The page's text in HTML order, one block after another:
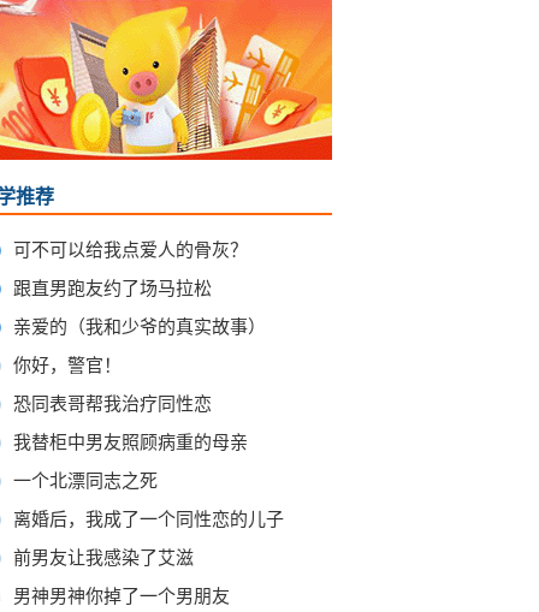
推荐
可不可以给我点爱人的骨灰？
跟直男跑友约了场马拉松
亲爱的（我和少爷的真实故事）
你好，警官！
恐同表哥帮我治疗同性恋
我替柜中男友照顾病重的母亲
一个北漂同志之死
离婚后，我成了一个同性恋的儿子
前男友让我感染了艾滋
男神男神你掉了一个男朋友